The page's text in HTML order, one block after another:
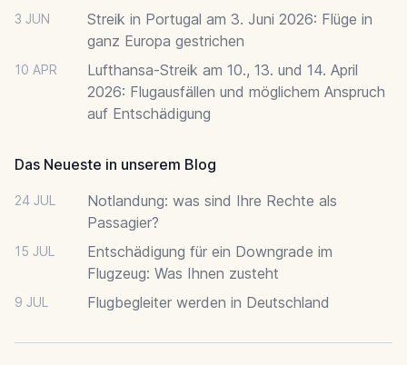
3 JUN
Streik in Portugal am 3. Juni 2026: Flüge in
ganz Europa gestrichen
10 APR
Lufthansa-Streik am 10., 13. und 14. April
2026: Flugausfällen und möglichem Anspruch
auf Entschädigung
Das Neueste in unserem Blog
24 JUL
Notlandung: was sind Ihre Rechte als
Passagier?
15 JUL
Entschädigung für ein Downgrade im
Flugzeug: Was Ihnen zusteht
9 JUL Flugbegleiter werden in Deutschland